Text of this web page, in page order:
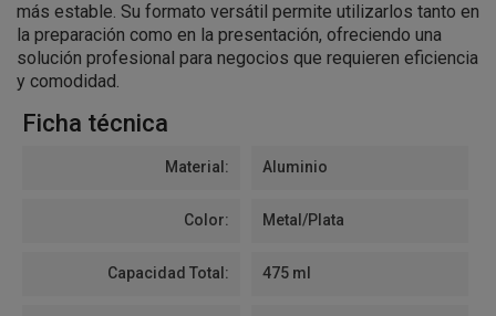
más estable. Su formato versátil permite utilizarlos tanto en
la preparación como en la presentación, ofreciendo una
solución profesional para negocios que requieren eficiencia
y comodidad.
Ficha técnica
Material: Aluminio
Color: Metal/Plata
Capacidad Total: 475 ml